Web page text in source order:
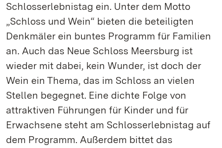
Schlosserlebnistag ein. Unter dem Motto
„Schloss und Wein“ bieten die beteiligten
Denkmäler ein buntes Programm für Familien
an. Auch das Neue Schloss Meersburg ist
wieder mit dabei, kein Wunder, ist doch der
Wein ein Thema, das im Schloss an vielen
Stellen begegnet. Eine dichte Folge von
attraktiven Führungen für Kinder und für
Erwachsene steht am Schlosserlebnistag auf
dem Programm. Außerdem bittet das